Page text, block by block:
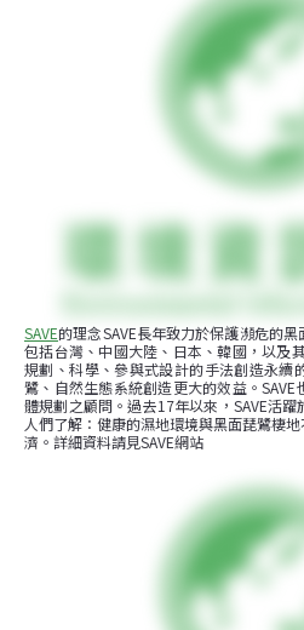
SAVE的理念SAVE長年致力於保護瀕危的
包括台灣、中國大陸、日本、韓國，以及
規劃、科學、參與式設計的手法創造永續
鷺、自然生態系統創造更大的效益。
體規劃之顧問。過去17年以來，SAVE活
人們了解：健康的濕地環境與黑面琵鷺棲
濟。詳細資料請見SAVE網站